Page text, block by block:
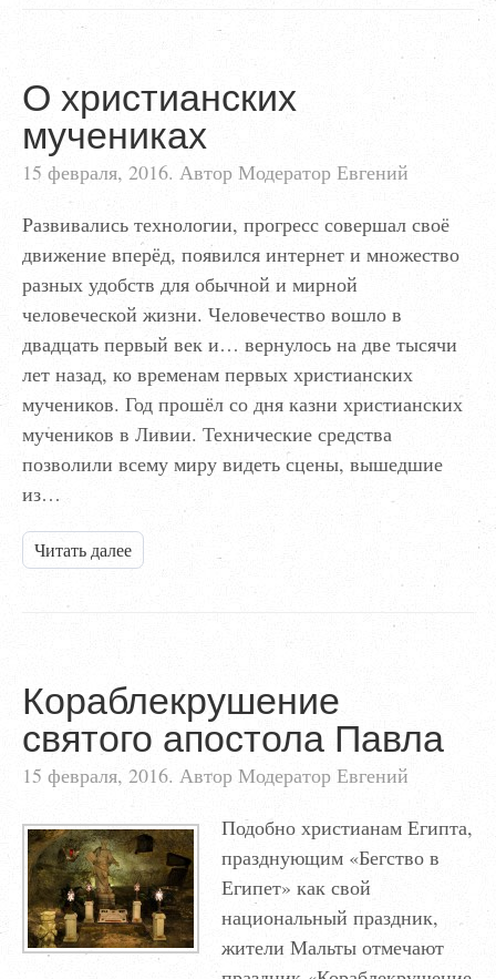
О христианских
мучениках
15 февраля, 2016. Автор Модератор Евгений
Развивались технологии, прогресс совершал своё
движение вперёд, появился интернет и множество
разных удобств для обычной и мирной
человеческой жизни. Человечество вошло в
двадцать первый век и… вернулось на две тысячи
лет назад, ко временам первых христианских
мучеников. Год прошёл со дня казни христианских
мучеников в Ливии. Технические средства
позволили всему миру видеть сцены, вышедшие
из…
Читать далее
Кораблекрушение
святого апостола Павла
15 февраля, 2016. Автор Модератор Евгений
Подобно христианам Египта,
празднующим «Бегство в
Египет» как свой
национальный праздник,
жители Мальты отмечают